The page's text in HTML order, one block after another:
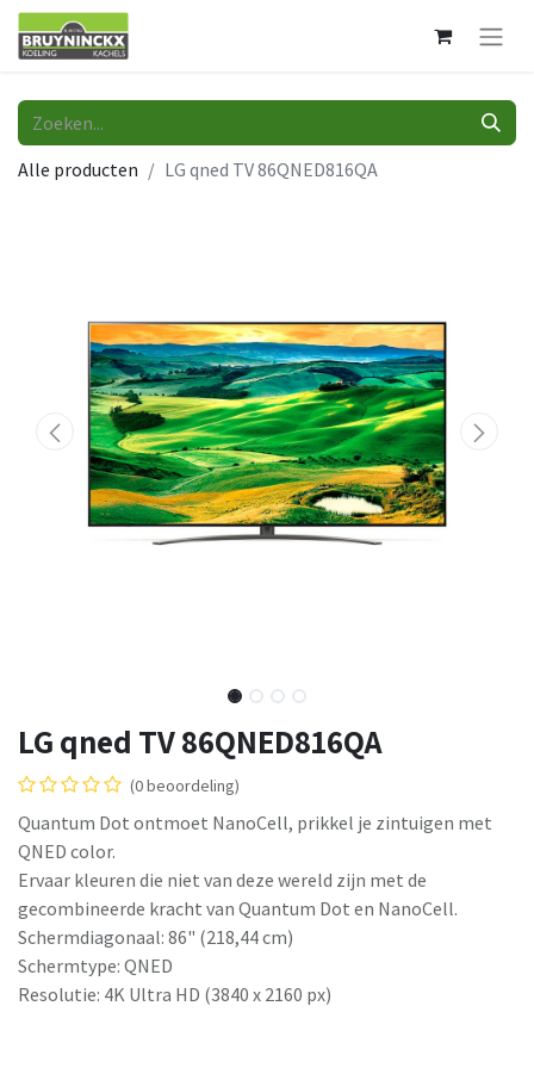
Alle producten LG qned TV 86QNED816QA
LG qned TV 86QNED816QA
(0 beoordeling)
Quantum Dot ontmoet NanoCell, prikkel je zintuigen met
QNED color.
Ervaar kleuren die niet van deze wereld zijn met de
gecombineerde kracht van Quantum Dot en NanoCell.
Schermdiagonaal: 86" (218,44 cm)
Schermtype: QNED
Resolutie: 4K Ultra HD (3840 x 2160 px)